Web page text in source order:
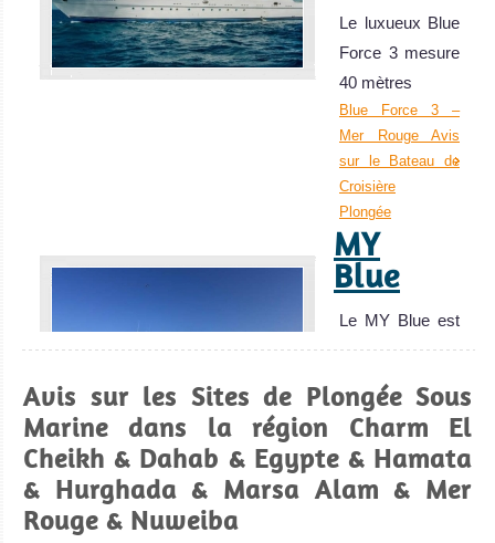
La plongée sous-marine à Hamata offre des sites de
plongée immaculés et l’accès aux meilleurs sites du sud
de la Mer Rouge, le tout en dehors des foules de touristes.
Hamata Avis sur la plongée
Marsa
Alam
Excellente
plongée sous
marine et
Le luxueux Blue
Force 3 mesure
40 mètres
Blue Force 3 –
Mer Rouge Avis
sur le Bateau de
Croisière
Plongée
MY
Blue
Le MY Blue est
le plus récent
ajout de l
MY Blue Avis sur
le Bateau de
Croisière
Plongée
Avis sur les Sites de Plongée Sous
Marine dans la région Charm El
Cheikh & Dahab & Egypte & Hamata
& Hurghada & Marsa Alam & Mer
Rouge & Nuweiba